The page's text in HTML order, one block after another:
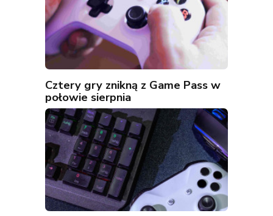
Cztery gry znikną z Game Pass w
połowie sierpnia